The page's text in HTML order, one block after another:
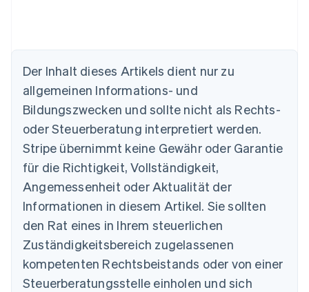
Der Inhalt dieses Artikels dient nur zu
allgemeinen Informations- und
Bildungszwecken und sollte nicht als Rechts-
oder Steuerberatung interpretiert werden.
Stripe übernimmt keine Gewähr oder Garantie
für die Richtigkeit, Vollständigkeit,
Angemessenheit oder Aktualität der
Informationen in diesem Artikel. Sie sollten
den Rat eines in Ihrem steuerlichen
Zuständigkeitsbereich zugelassenen
kompetenten Rechtsbeistands oder von einer
Steuerberatungsstelle einholen und sich
Australien
English
Belgien
Brasilien
PortuguêsEnglish
Bulgarien
English
Dänemark
English
DeutschEnglish
Estland
English
Festlandchina
简体中文English